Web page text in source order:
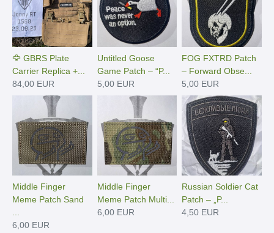
🦅 GBRS Plate
Carrier Replica +...
84,00 EUR
Untitled Goose
Game Patch – “P...
5,00 EUR
FOG FXTRD Patch
– Forward Obse...
5,00 EUR
Middle Finger
Meme Patch Sand
6,00 EUR
Middle Finger
Meme Patch Multi...
6,00 EUR
Russian Soldier Cat
Patch – „P...
4,50 EUR